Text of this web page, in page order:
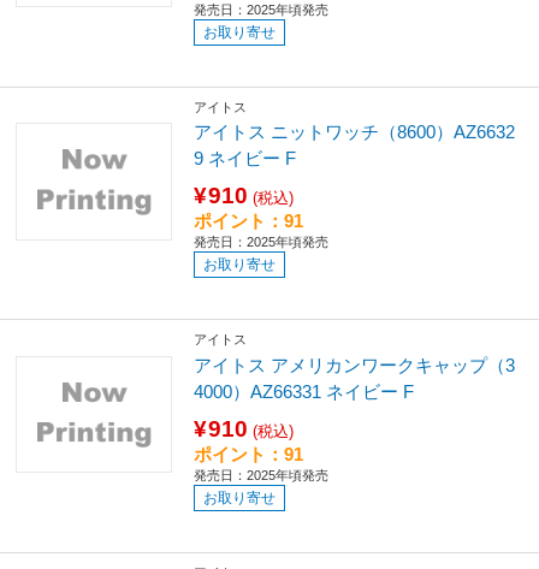
発売日：2025年頃発売
お取り寄せ
アイトス
アイトス ニットワッチ（8600）AZ6632
9 ネイビー F
¥910 (税込)
ポイント：91
発売日：2025年頃発売
お取り寄せ
アイトス
アイトス アメリカンワークキャップ（3
4000）AZ66331 ネイビー F
¥910 (税込)
ポイント：91
発売日：2025年頃発売
お取り寄せ